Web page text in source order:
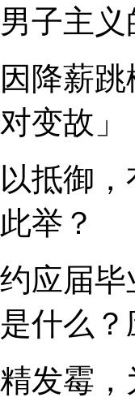
子主
降薪
变故
抵御
举？
应届
什么
发霉